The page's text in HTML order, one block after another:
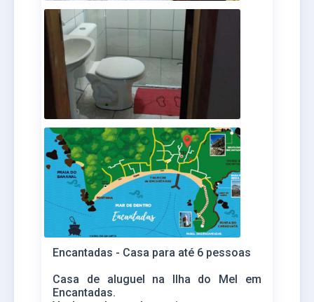
Encantadas - Casa para até 6 pessoas
Casa de aluguel na Ilha do Mel em
Encantadas.